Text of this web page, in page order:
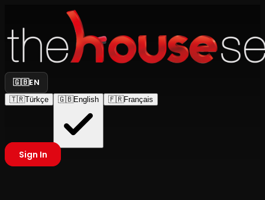
🇬🇧EN
🇹🇷Türkçe 🇬🇧English 🇫🇷Français
Sign In